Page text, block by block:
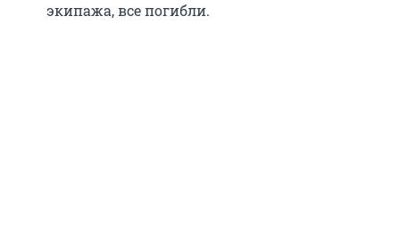
экипажа, все погибли.